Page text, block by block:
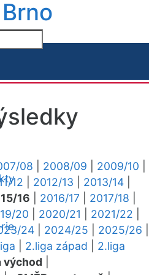
08 2008/09 2009/10
12 2012/13 2013/14
16 2016/17 2017/18
20 2020/21 2021/22
24 2024/25 2025/26
2.liga západ
2.liga
východ